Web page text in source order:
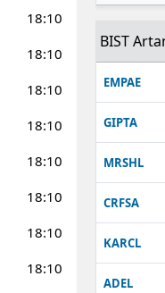
18:10
18:10
18:10
18:10
18:10
18:10
18:10
18:10
BIST
EMPAE
GIPTA
MRSHL
CRFSA
KARCL
ADEL